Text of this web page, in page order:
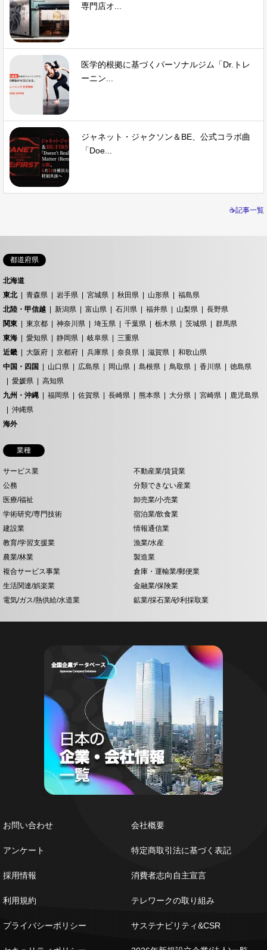
専門店オ...
医学的根拠に基づくパーソナルジム「Dr.トレ
ーニン...
ジャネット・ジャクソン＆BE、公式コラボ曲
「Doe...
☕記事一覧
都道府県
北海道
東北
青森県 岩手県 宮城県 秋田県 山形県
福島県
北陸・甲信越
新潟県 富山県 石川県 福井県 山梨県
長野県
関東
東京都 神奈川県 埼玉県 千葉県 栃木県 茨城県
群馬県
東海
愛知県 静岡県 岐阜県
三重県
近畿
大阪府 京都府 兵庫県 奈良県 滋賀県
和歌山県
中国・四国
山口県 広島県 岡山県 島根県 鳥取県 香川県
徳島県
愛媛県
高知県
九州・沖縄
福岡県 佐賀県 長崎県 熊本県 大分県 宮崎県
鹿児島県
沖縄県
海外
業種
サービス業
不動産業/賃貸業
公務
分類できない産業
医療/福祉
卸売業/小売業
学術研究/専門技術
宿泊業/飲食業
建設業
情報通信業
教育/学習支援業
漁業/水産
農業/林業
製造業
複合サービス事業
倉庫・運輸業/郵便業
生活関連/娯楽業
金融業/保険業
電気/ガス/熱供給/水道業
鉱業/採石業/砂利採取業
お問い合わせ
アンケート
採用情報
利用規約
プライバシーポリシー
会社概要
特定商取引法に基づく表記
消費者志向自主宣言
テレワークの取り組み
サステナビリティ&CSR